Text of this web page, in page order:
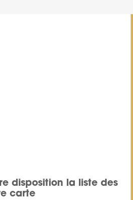
disposition la liste des
carte